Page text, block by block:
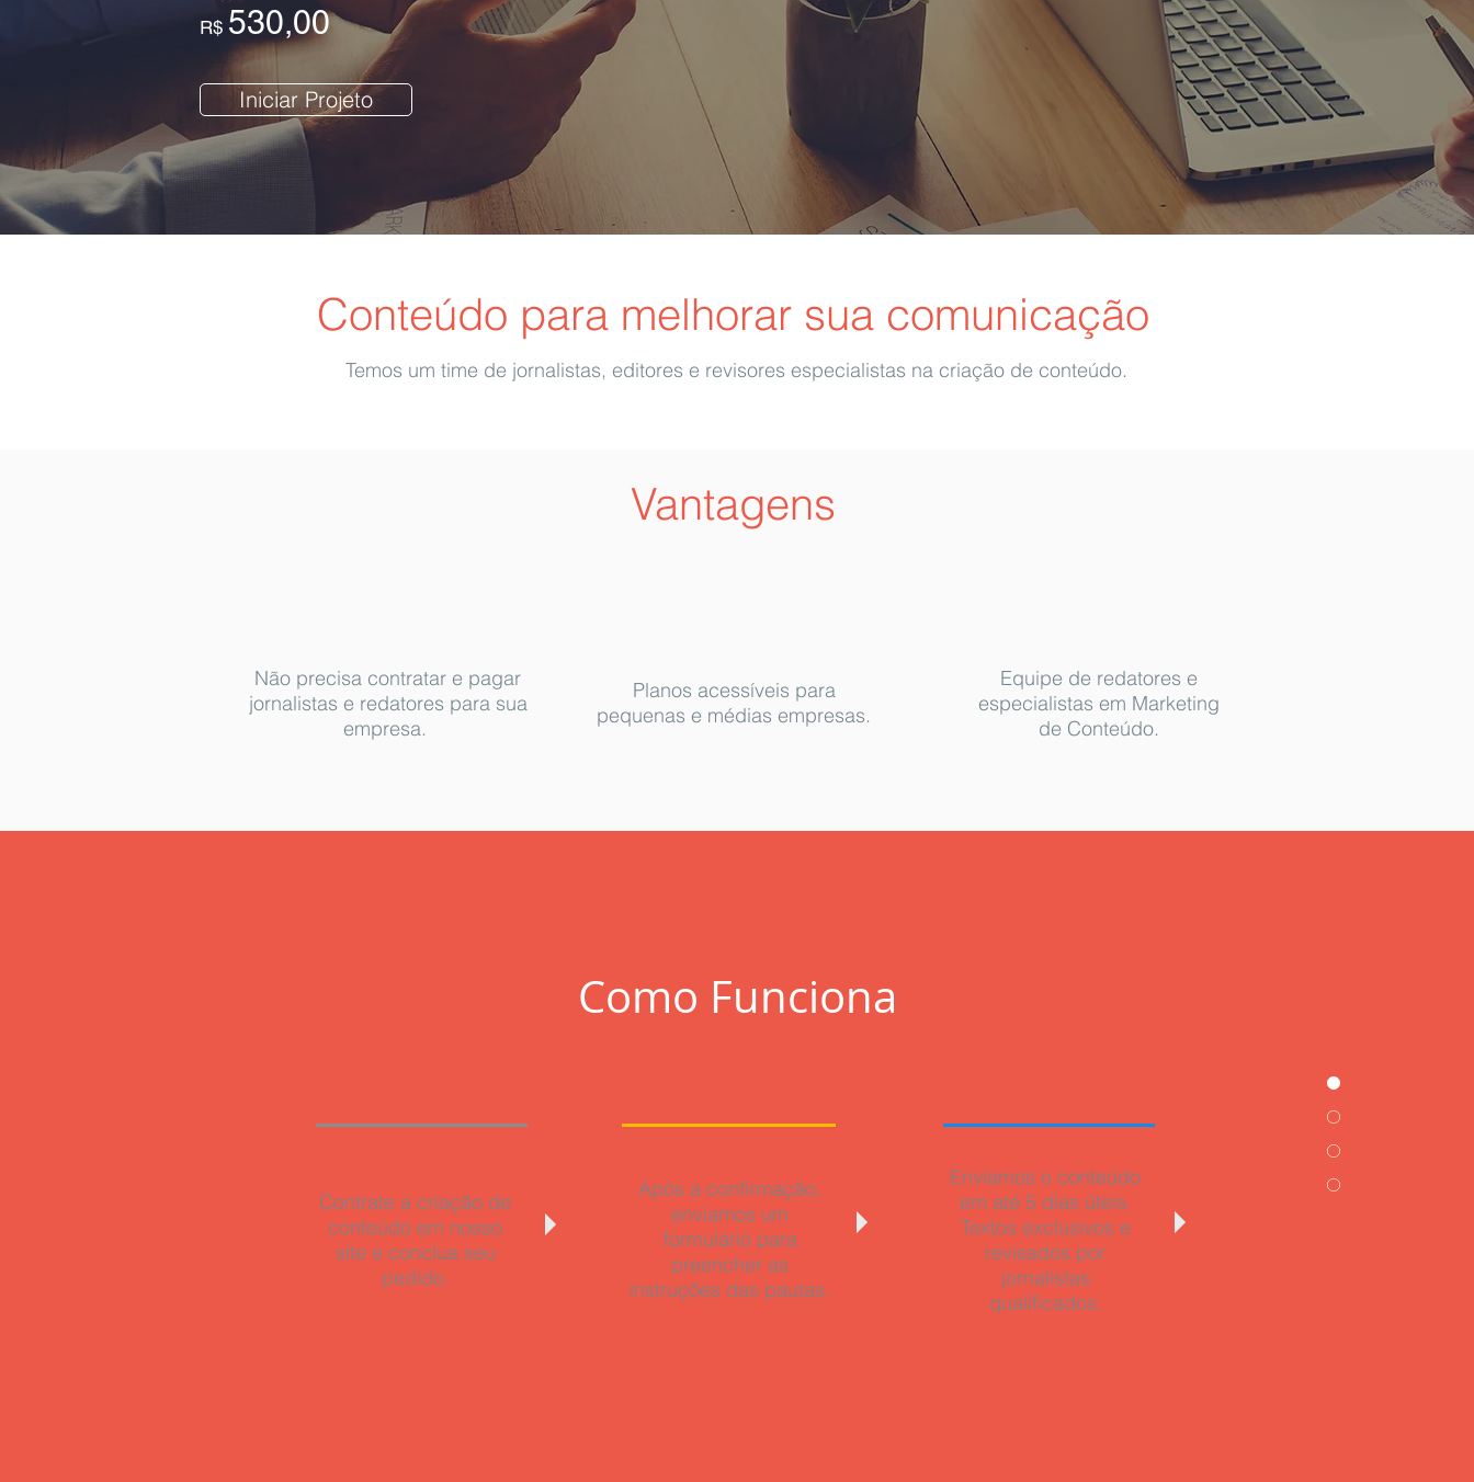
R$ 530,00
Iniciar Projeto
Conteúdo para melhorar sua comunicação
Temos um time de jornalistas, editores e revisores especialistas na criação de conteúdo.
Não precisa contratar e pagar
jornalistas e redatores para sua
empresa.
Equipe de redatores e
especialistas em Marketing
de Conteúdo.
Como Funciona
Contrate a criação de
conteúdo em nosso
site e conclua seu
pedido.
Após a confirmação,
enviamos um
formulário para
preencher as
instruções das pautas.
Enviamos o conteúdo
em até 5 dias úteis.
Textos exclusivos e
revisados por
jornalistas
qualificados.
Vantagens
Planos acessíveis para
pequenas e médias empresas.